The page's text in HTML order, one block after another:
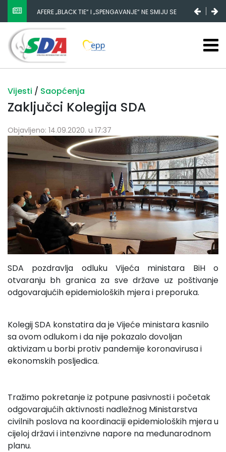
AFERE „BLACK TIE“ I „SPENGAVANJE“ NE SMIJU SE
ZATAŠKATI
Vijesti / Saopćenja
Zaključci Kolegija SDA
Objavljeno: 14.09.2020. u 17:37
SDA pozdravlja odluku Vijeća ministara BiH o
otvaranju bh granica za sve države uz poštivanje
odgovarajućih epidemioloških mjera i preporuka.
Kolegij SDA konstatira da je Vijeće ministara kasnilo
sa ovom odlukom i da nije pokazalo dovoljan
aktivizam u borbi protiv pandemije koronavirusa i
ekonomskih posljedica.
Tražimo pokretanje iz potpune pasivnosti i početak
odgovarajućih aktivnosti nadležnog Ministarstva
civilnih poslova na koordinaciji epidemioloških mjera u
cijeloj državi i intenzivne napore na međunarodnom
planu.